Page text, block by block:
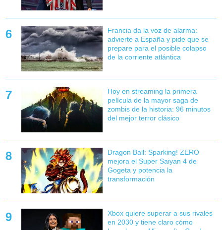
Francia da la voz de alarma:
advierte a España y pide que se
prepare para el posible colapso
de la corriente atlántica
Hoy en streaming la primera
película de la mayor saga de
zombis de la historia: 96 minutos
del mejor terror clásico
Dragon Ball: Sparking! ZERO
mejora el Super Saiyan 4 de
Gogeta y potencia la
transformación
Xbox quiere superar a sus rivales
en 2030 y tiene claro cómo